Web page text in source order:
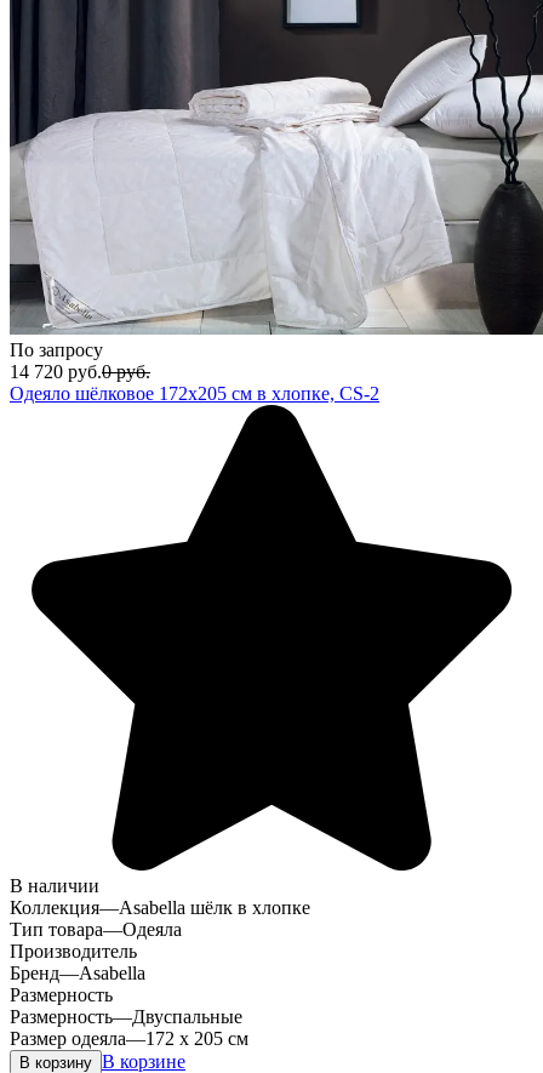
По запросу
14 720 руб.0 руб.
Одеяло шёлковое 172х205 см в хлопке, CS-2
В наличии
Коллекция—Asabella шёлк в хлопке
Тип товара—Одеяла
Производитель
Бренд—Asabella
Размерность
Размерность—Двуспальные
Размер одеяла—172 х 205 см
В корзину В корзине